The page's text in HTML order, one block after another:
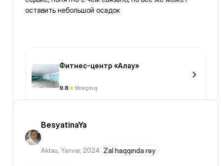
оставить небольшой осадок
Фитнес-центр «Алау»
9.8 Streçinq
BesyatinaYa
Aktau, Yanvar, 2024 Zal haqqında rəy